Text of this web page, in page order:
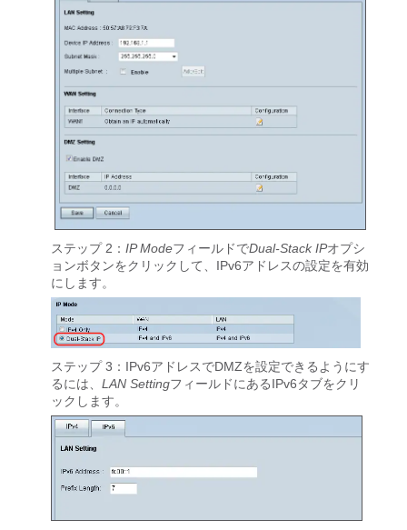
ステップ 2： IP ModeフィールドでDual-Stack IPオプシ
ョンボタンをクリックして、IPv6アドレスの設定を有効
にします。
ステップ 3：IPv6アドレスでDMZを設定できるようにす
るには、 LAN SettingフィールドにあるIPv6タブをクリ
ックします。